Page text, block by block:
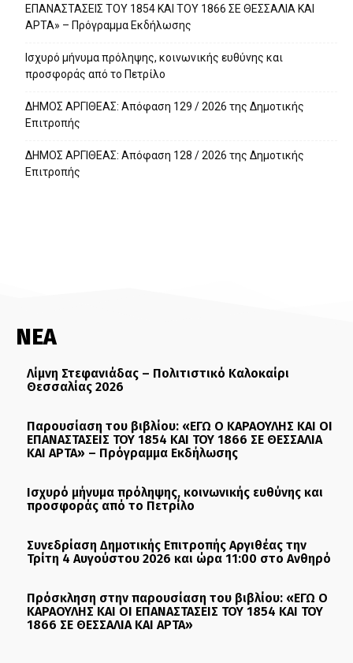
ΕΠΑΝΑΣΤΑΣΕΙΣ ΤΟΥ 1854 ΚΑΙ ΤΟΥ 1866 ΣΕ ΘΕΣΣΑΛΙΑ ΚΑΙ
ΑΡΤΑ» – Πρόγραμμα Εκδήλωσης
Ισχυρό μήνυμα πρόληψης, κοινωνικής ευθύνης και
προσφοράς από το Πετρίλο
ΔΗΜΟΣ ΑΡΓΙΘΕΑΣ: Απόφαση 129 / 2026 της Δημοτικής
Επιτροπής
ΔΗΜΟΣ ΑΡΓΙΘΕΑΣ: Απόφαση 128 / 2026 της Δημοτικής
Επιτροπής
ΝΕΑ
Λίμνη Στεφανιάδας – Πολιτιστικό Καλοκαίρι
Θεσσαλίας 2026
Παρουσίαση του βιβλίου: «ΕΓΩ Ο ΚΑΡΑΟΥΛΗΣ ΚΑΙ ΟΙ
ΕΠΑΝΑΣΤΑΣΕΙΣ ΤΟΥ 1854 ΚΑΙ ΤΟΥ 1866 ΣΕ ΘΕΣΣΑΛΙΑ
ΚΑΙ ΑΡΤΑ» – Πρόγραμμα Εκδήλωσης
Ισχυρό μήνυμα πρόληψης, κοινωνικής ευθύνης και
προσφοράς από το Πετρίλο
Συνεδρίαση Δημοτικής Επιτροπής Αργιθέας την
Τρίτη 4 Αυγούστου 2026 και ώρα 11:00 στο Ανθηρό
Πρόσκληση στην παρουσίαση του βιβλίου: «ΕΓΩ Ο
ΚΑΡΑΟΥΛΗΣ ΚΑΙ ΟΙ ΕΠΑΝΑΣΤΑΣΕΙΣ ΤΟΥ 1854 ΚΑΙ ΤΟΥ
1866 ΣΕ ΘΕΣΣΑΛΙΑ ΚΑΙ ΑΡΤΑ»